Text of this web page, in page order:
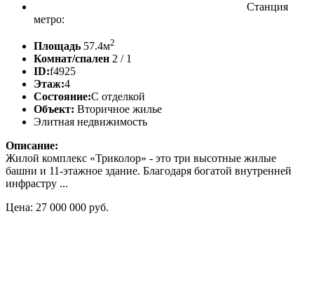
Станция
метро:
Площадь 57.4м2
Комнат/спален 2 / 1
ID:f4925
Этаж:4
Состояние:С отделкой
Объект: Вторичное жилье
Элитная недвижимость
Описание:
Жилой комплекс «Триколор» - это три высотные жилые
башни и 11-этажное здание. Благодаря богатой внутренней
инфрастру ...
Цена: 27 000 000 руб.